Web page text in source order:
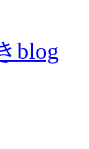
blog